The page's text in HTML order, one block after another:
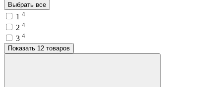
Выбрать все
1 4
2 4
3 4
Показать 12 товаров